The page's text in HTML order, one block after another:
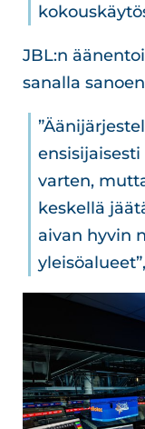
JBL:n
sanalla
varten,
keskellä
aivan hyvin